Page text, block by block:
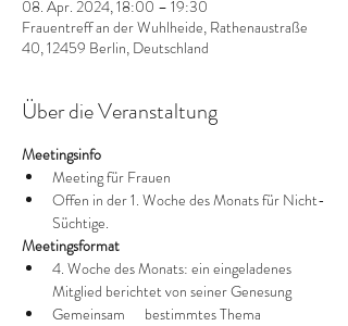
08. Apr. 2024, 18:00 – 19:30
Frauentreff an der Wuhlheide, Rathenaustraße
40, 12459 Berlin, Deutschland
Über die Veranstaltung
Meetingsinfo
Meeting für Frauen
Offen in der 1. Woche des Monats für Nicht-
Süchtige.
Meetingsformat
4. Woche des Monats: ein eingeladenes
Mitglied berichtet von seiner Genesung
Gemeinsam      bestimmtes Thema